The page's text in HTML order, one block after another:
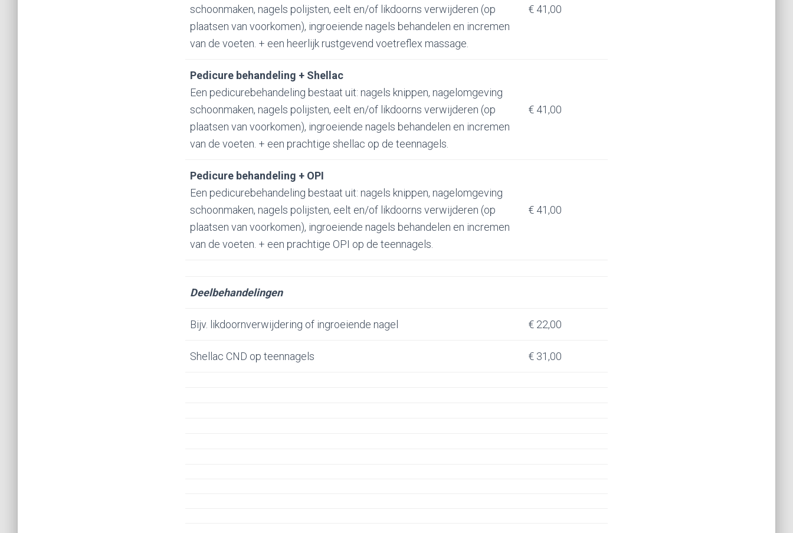
schoonmaken, nagels polijsten, eelt en/of likdoorns verwijderen (op
plaatsen van voorkomen), ingroeiende nagels behandelen en incremen
van de voeten. + een heerlijk rustgevend voetreflex massage.
€ 41,00
Pedicure behandeling + Shellac
Een pedicurebehandeling bestaat uit: nagels knippen, nagelomgeving
schoonmaken, nagels polijsten, eelt en/of likdoorns verwijderen (op
plaatsen van voorkomen), ingroeiende nagels behandelen en incremen
van de voeten. + een prachtige shellac op de teennagels.
€ 41,00
Pedicure behandeling + OPI
Een pedicurebehandeling bestaat uit: nagels knippen, nagelomgeving
schoonmaken, nagels polijsten, eelt en/of likdoorns verwijderen (op
plaatsen van voorkomen), ingroeiende nagels behandelen en incremen
van de voeten. + een prachtige OPI op de teennagels.
€ 41,00
Deelbehandelingen
Bijv. likdoornverwijdering of ingroeiende nagel € 22,00
Shellac CND op teennagels € 31,00